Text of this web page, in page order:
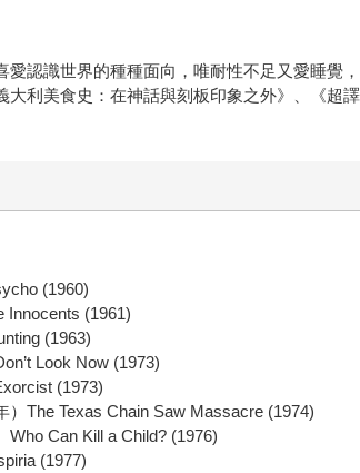
愛認識世界的種種面向，唯耐性不足又愛睡覺
大利美食史：在神話與刻板印象之外》、《超
(1960)
Innocents (1961)
(1963)
Look Now (1973)
(1973)
The Texas Chain Saw Massacre (1974)
Can Kill a Child? (1976)
(1977)